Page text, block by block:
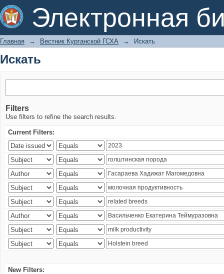
Электронная
Искать
Главная → Вестник Курганской ГСХА → Искать
Искать
Filters
Use filters to refine the search results.
Current Filters:
New Filters: